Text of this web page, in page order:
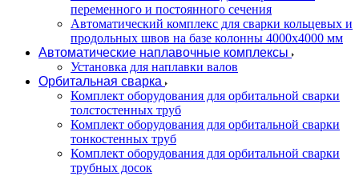
переменного и постоянного сечения
Автоматический комплекс для сварки кольцевых и
продольных швов на базе колонны 4000x4000 мм
Автоматические наплавочные комплексы
Установка для наплавки валов
Орбитальная сварка
Комплект оборудования для орбитальной сварки
толстостенных труб
Комплект оборудования для орбитальной сварки
тонкостенных труб
Комплект оборудования для орбитальной сварки
трубных досок